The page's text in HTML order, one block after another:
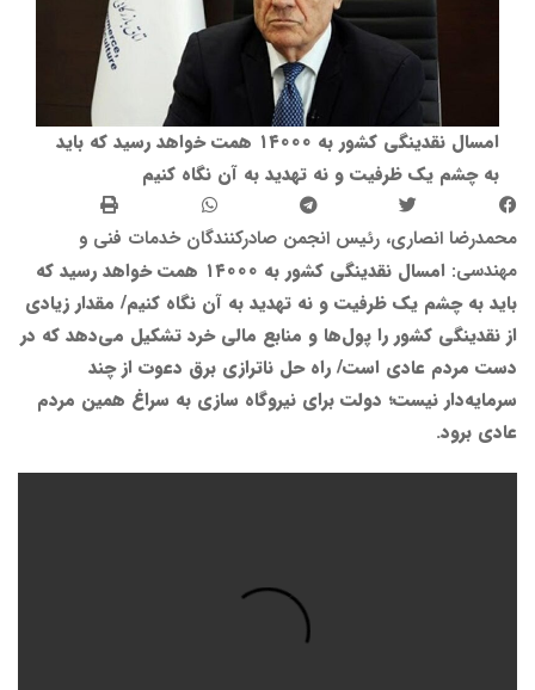
امسال نقدینگی کشور به ۱۴۰۰۰ همت خواهد رسید که باید
به چشم یک ظرفیت و نه تهدید به آن نگاه کنیم
محمدرضا انصاری، رئیس انجمن صادرکنندگان خدمات فنی و
مهندسی:
امسال نقدینگی کشور به ۱۴۰۰۰ همت خواهد رسید که
باید به چشم یک ظرفیت و نه تهدید به آن نگاه کنیم/ مقدار زیادی
از نقدینگی کشور را پول‌ها و منابع مالی خرد تشکیل می‌دهد که در
دست مردم عادی است/ راه حل ناترازی برق دعوت از چند
سرمایه‌دار نیست؛ دولت برای نیروگاه سازی به سراغ همین مردم
عادی برود.